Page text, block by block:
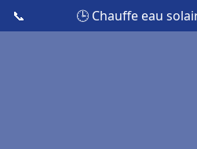
📞 🕒 Chauffe eau